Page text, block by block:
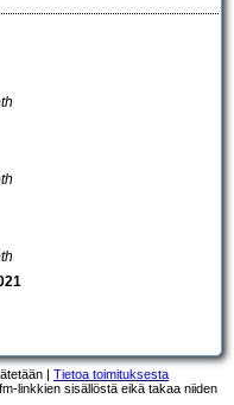
| Tietoa toimituksesta
linkkien sisällöstä eikä takaa niiden